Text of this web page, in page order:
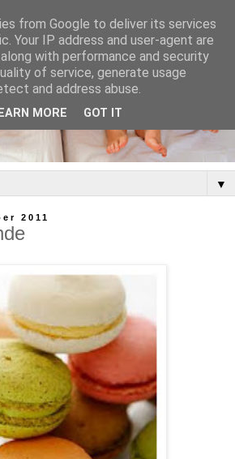
▼
2011
from Google to deliver its services
Your IP address and user-agent are
with performance and security
of service, generate usage
and address abuse.
MORE GOT IT